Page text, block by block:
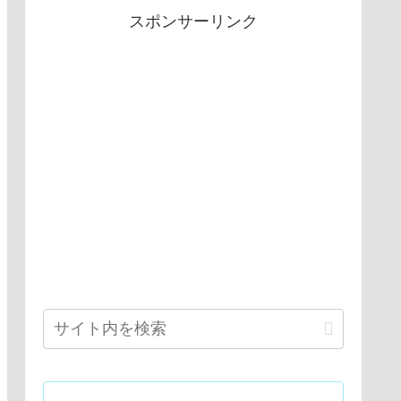
スポンサーリンク